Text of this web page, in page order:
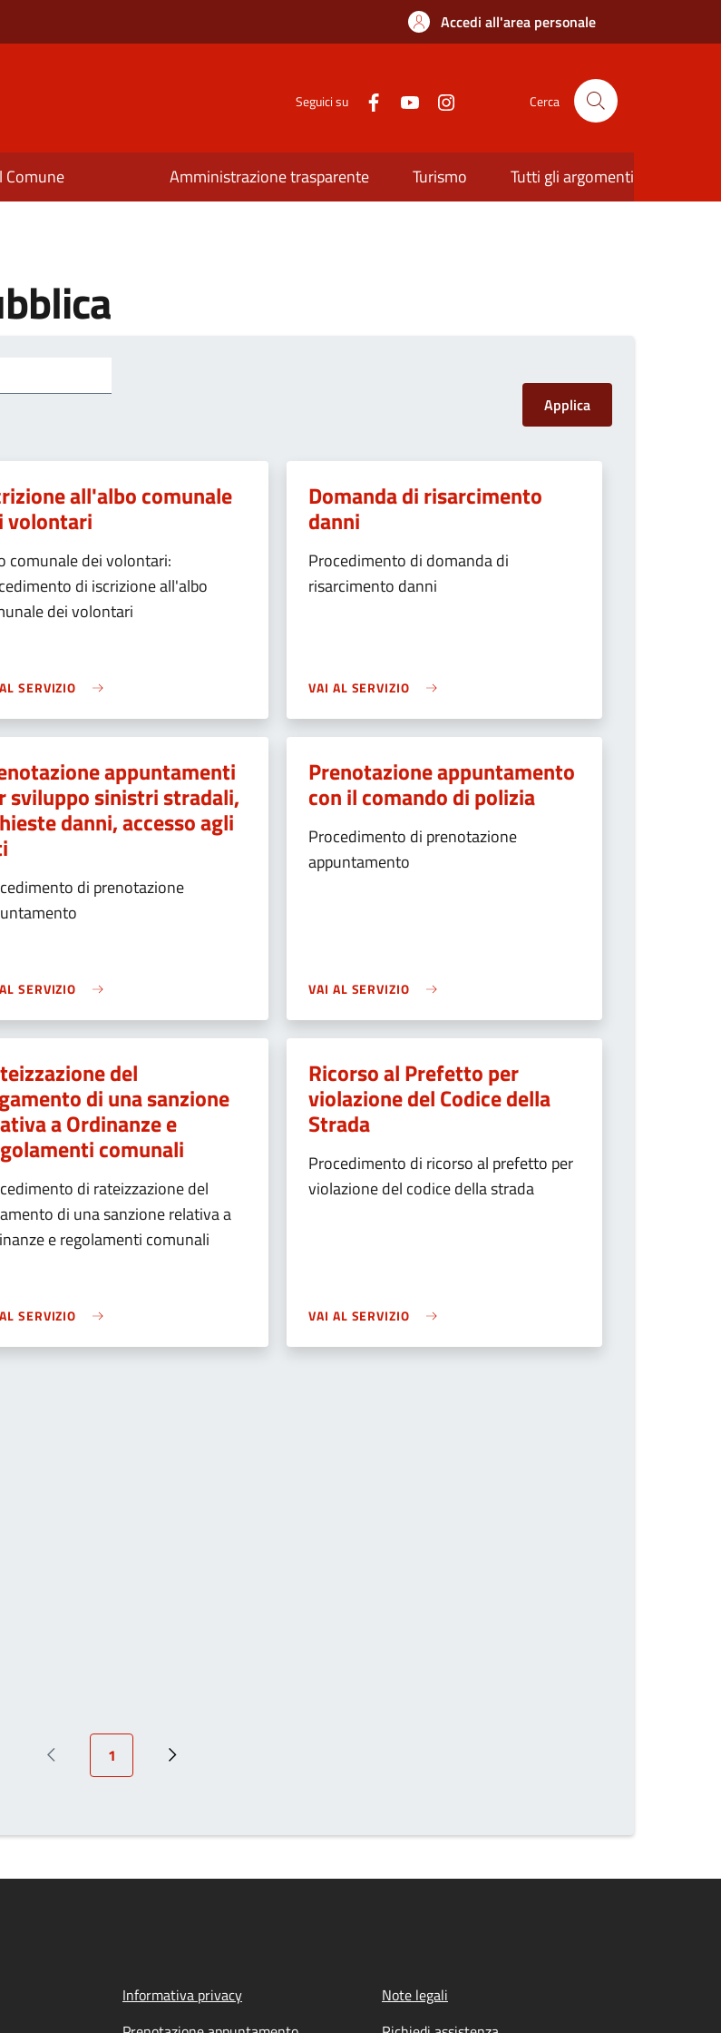
Accedi all'area personale
Seguici su Cerca
Comune Amministrazione trasparente Turismo Tutti gli argomenti
all'albo comunale
volontari
comunale dei volontari:
di iscrizione all'albo
dei volontari
SERVIZIO
Domanda di risarcimento
danni
Procedimento di domanda di
risarcimento danni
VAI AL SERVIZIO
appuntamenti
sviluppo sinistri stradali,
danni, accesso agli
di prenotazione
SERVIZIO
Prenotazione appuntamento
con il comando di polizia
Procedimento di prenotazione
appuntamento
VAI AL SERVIZIO
del
di una sanzione
a Ordinanze e
comunali
di rateizzazione del
di una sanzione relativa a
e regolamenti comunali
SERVIZIO
Ricorso al Prefetto per
violazione del Codice della
Strada
Procedimento di ricorso al prefetto per
violazione del codice della strada
VAI AL SERVIZIO
Pagina precedente
Pagina attuale
1
Prossima pagina
Informativa privacy
Note legali